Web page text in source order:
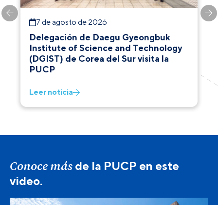
7 de agosto de 2026
Delegación de Daegu Gyeongbuk
Institute of Science and Technology
(DGIST) de Corea del Sur visita la
PUCP
Leer noticia
Conoce más de la PUCP en este
video.